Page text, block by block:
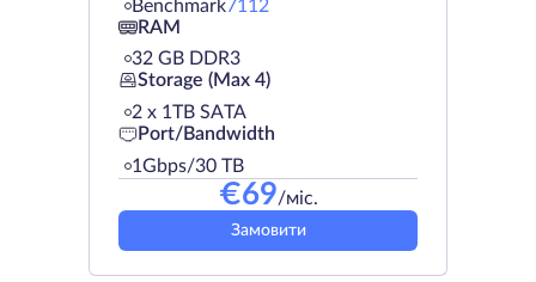
Benchmark7112
RAM
32 GB DDR3
Storage (Max 4)
2 х 1TB SATA
Port/Bandwidth
1Gbps/30 TB
€69/міс.
Замовити